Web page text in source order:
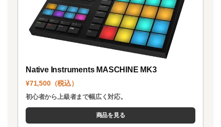
Native Instruments MASCHINE MK3
¥71,500（税込）
初心者から上級者まで幅広く対応。
商品を見る